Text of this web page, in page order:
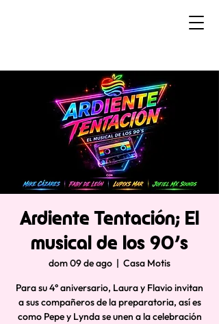
Ardiente Tentación; El
musical de los 90’s
dom 09 de ago
  |
Casa Motis
Para su 4° aniversario, Laura y Flavio invitan
a sus compañeros de la preparatoria, así es
como Pepe y Lynda se unen a la celebración